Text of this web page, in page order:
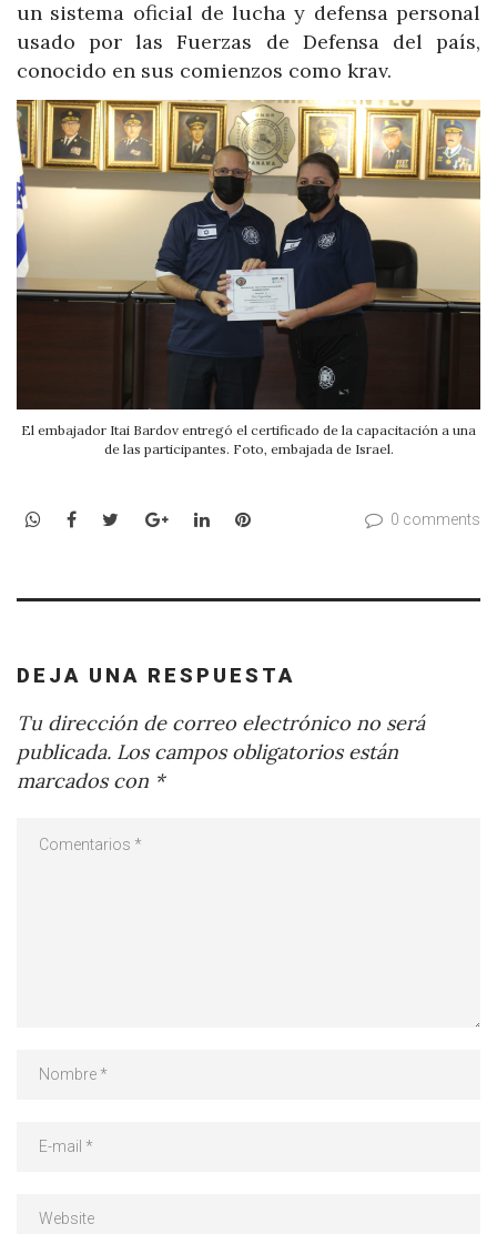
un sistema oficial de lucha y defensa personal
usado por las Fuerzas de Defensa del país,
conocido en sus comienzos como krav.
El embajador Itai Bardov entregó el certificado de la capacitación a una
de las participantes. Foto, embajada de Israel.
WhatsApp
Facebook
TwitterGoogle+LinkedInPinterest 0 comments
DEJA UNA RESPUESTA
Tu dirección de correo electrónico no será
publicada. Los campos obligatorios están
marcados con *